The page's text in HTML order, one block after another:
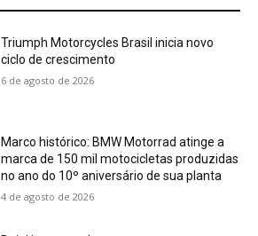
Triumph Motorcycles Brasil inicia novo
ciclo de crescimento
6 de agosto de 2026
Marco histórico: BMW Motorrad atinge a
marca de 150 mil motocicletas produzidas
no ano do 10º aniversário de sua planta
4 de agosto de 2026